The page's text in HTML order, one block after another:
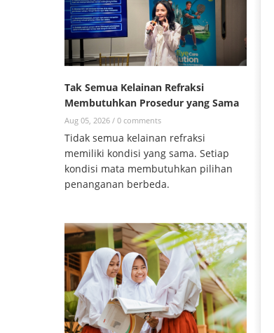
Tak Semua Kelainan Refraksi
Membutuhkan Prosedur yang Sama
Aug 05, 2026 / 0 comments
Tidak semua kelainan refraksi
memiliki kondisi yang sama. Setiap
kondisi mata membutuhkan pilihan
penanganan berbeda.